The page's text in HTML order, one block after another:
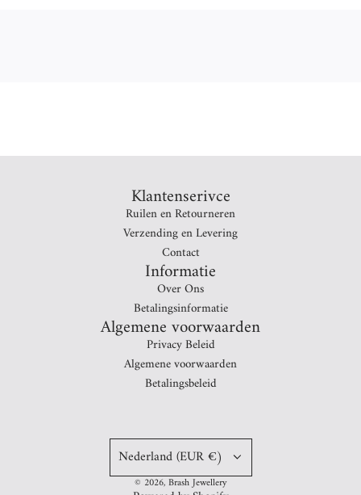
Klantenserivce
Ruilen en Retourneren
Verzending en Levering
Contact
Informatie
Over Ons
Betalingsinformatie
Algemene voorwaarden
Privacy Beleid
Algemene voorwaarden
Betalingsbeleid
Nederland (EUR €)
© 2026, Brash Jewellery
Describe the benefits of your newsletter